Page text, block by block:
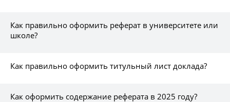
Как правильно оформить реферат в университете или
школе?
Как правильно оформить титульный лист доклада?
Как оформить содержание реферата в 2025 году?